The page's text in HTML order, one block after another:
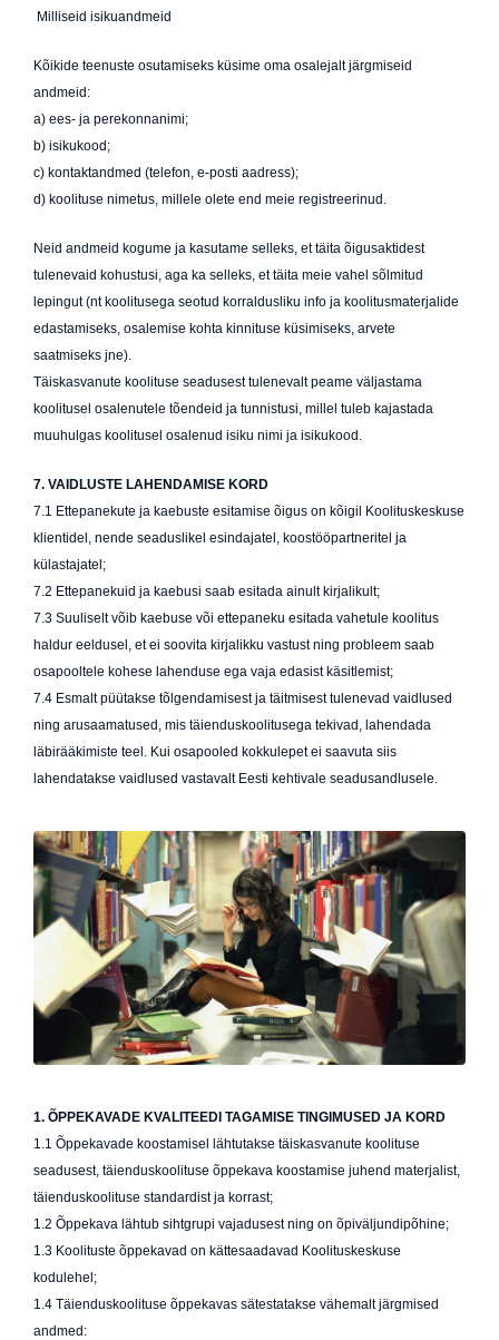
Milliseid isikuandmeid
Kõikide teenuste osutamiseks küsime oma osalejalt järgmiseid
andmeid:
a) ees- ja perekonnanimi;
b) isikukood;
c) kontaktandmed (telefon, e-posti aadress);
d) koolituse nimetus, millele olete end meie registreerinud.
Neid andmeid kogume ja kasutame selleks, et täita õigusaktidest
tulenevaid kohustusi, aga ka selleks, et täita meie vahel sõlmitud
lepingut (nt koolitusega seotud korraldusliku info ja koolitusmaterjalide
edastamiseks, osalemise kohta kinnituse küsimiseks, arvete
saatmiseks jne).
Täiskasvanute koolituse seadusest tulenevalt peame väljastama
koolitusel osalenutele tõendeid ja tunnistusi, millel tuleb kajastada
muuhulgas koolitusel osalenud isiku nimi ja isikukood.
7. VAIDLUSTE LAHENDAMISE KORD
7.1 Ettepanekute ja kaebuste esitamise õigus on kõigil Koolituskeskuse
klientidel, nende seaduslikel esindajatel, koostööpartneritel ja
külastajatel;
7.2 Ettepanekuid ja kaebusi saab esitada ainult kirjalikult;
7.3 Suuliselt võib kaebuse või ettepaneku esitada vahetule koolitus
haldur eeldusel, et ei soovita kirjalikku vastust ning probleem saab
osapooltele kohese lahenduse ega vaja edasist käsitlemist;
7.4 Esmalt püütakse tõlgendamisest ja täitmisest tulenevad vaidlused
ning arusaamatused, mis täienduskoolitusega tekivad, lahendada
läbirääkimiste teel. Kui osapooled kokkulepet ei saavuta siis
lahendatakse vaidlused vastavalt Eesti kehtivale seadusandlusele.
1. ÕPPEKAVADE KVALITEEDI TAGAMISE TINGIMUSED JA KORD
1.1 Õppekavade koostamisel lähtutakse täiskasvanute koolituse
seadusest, täienduskoolituse õppekava koostamise juhend materjalist,
täienduskoolituse standardist ja korrast;
1.2 Õppekava lähtub sihtgrupi vajadusest ning on õpiväljundipõhine;
1.3 Koolituste õppekavad on kättesaadavad Koolituskeskuse
kodulehel;
1.4 Täienduskoolituse õppekavas sätestatakse vähemalt järgmised
andmed: